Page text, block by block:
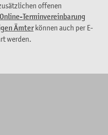
offenen
Terminvereinbarung
Ämterkönnen auch per E-
werden.